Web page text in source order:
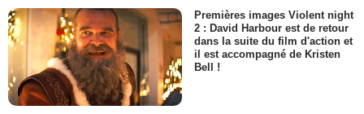
Premières images Violent night
2 : David Harbour est de retour
dans la suite du film d'action et
il est accompagné de Kristen
Bell !